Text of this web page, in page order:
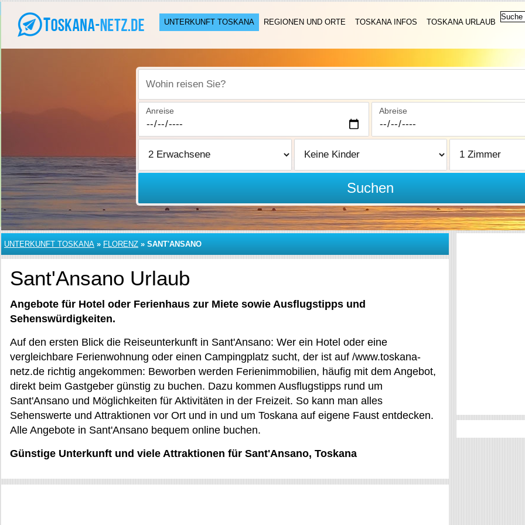
UNTERKUNFT TOSKANA REGIONEN UND ORTE TOSKANA INFOS TOSKANA URLAUB
Wohin reisen Sie?
Anreise Abreise
Suchen
UNTERKUNFT TOSKANA » FLORENZ » SANT'ANSANO
Sant'Ansano Urlaub
Angebote für Hotel oder Ferienhaus zur Miete sowie Ausflugstipps und
Sehenswürdigkeiten.
Auf den ersten Blick die Reiseunterkunft in Sant'Ansano: Wer ein Hotel oder eine
vergleichbare Ferienwohnung oder einen Campingplatz sucht, der ist auf /www.toskana-
netz.de richtig angekommen: Beworben werden Ferienimmobilien, häufig mit dem Angebot,
direkt beim Gastgeber günstig zu buchen. Dazu kommen Ausflugstipps rund um
Sant'Ansano und Möglichkeiten für Aktivitäten in der Freizeit. So kann man alles
Sehenswerte und Attraktionen vor Ort und in und um Toskana auf eigene Faust entdecken.
Alle Angebote in Sant'Ansano bequem online buchen.
Günstige Unterkunft und viele Attraktionen für Sant'Ansano, Toskana